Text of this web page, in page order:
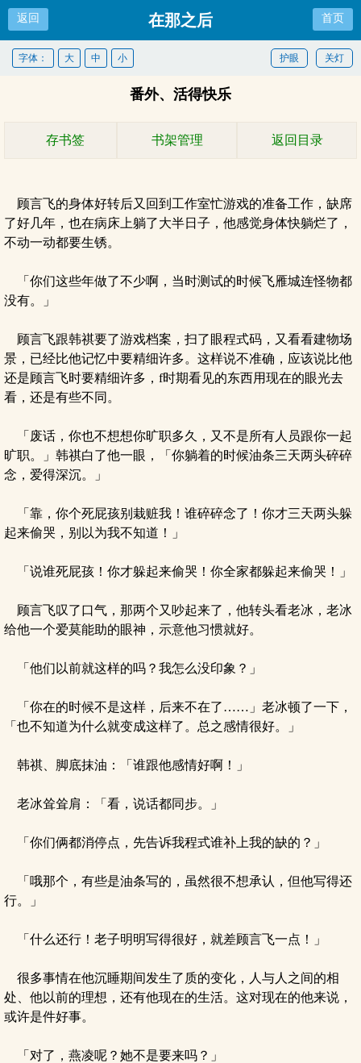
返回 在那之后 首页
关灯
护眼
字体： 大 中 小
番外、活得快乐
存书签 书架管理 返回目录
顾言飞的身体好转后又回到工作室忙游戏的准备工作，缺席
了好几年，也在病床上躺了大半日子，他感觉身体快躺烂了，
不动一动都要生锈。
「你们这些年做了不少啊，当时测试的时候飞雁城连怪物都
没有。」
顾言飞跟韩祺要了游戏档案，扫了眼程式码，又看看建物场
景，已经比他记忆中要精细许多。这样说不准确，应该说比他
还是顾言飞时要精细许多，f时期看见的东西用现在的眼光去
看，还是有些不同。
「废话，你也不想想你旷职多久，又不是所有人员跟你一起
旷职。」韩祺白了他一眼，「你躺着的时候油条三天两头碎碎
念，爱得深沉。」
「靠，你个死屁孩别栽赃我！谁碎碎念了！你才三天两头躲
起来偷哭，别以为我不知道！」
「说谁死屁孩！你才躲起来偷哭！你全家都躲起来偷哭！」
顾言飞叹了口气，那两个又吵起来了，他转头看老冰，老冰
给他一个爱莫能助的眼神，示意他习惯就好。
「他们以前就这样的吗？我怎么没印象？」
「你在的时候不是这样，后来不在了……」老冰顿了一下，
「也不知道为什么就变成这样了。总之感情很好。」
韩祺、脚底抹油：「谁跟他感情好啊！」
老冰耸耸肩：「看，说话都同步。」
「你们俩都消停点，先告诉我程式谁补上我的缺的？」
「哦那个，有些是油条写的，虽然很不想承认，但他写得还
行。」
「什么还行！老子明明写得很好，就差顾言飞一点！」
很多事情在他沉睡期间发生了质的变化，人与人之间的相
处、他以前的理想，还有他现在的生活。这对现在的他来说，
或许是件好事。
「对了，燕凌呢？她不是要来吗？」